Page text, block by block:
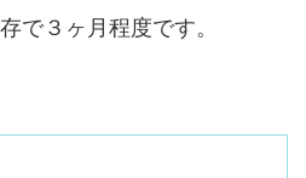
で３ヶ月程度です。